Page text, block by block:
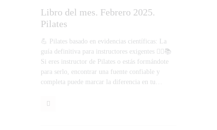
Libro del mes. Febrero 2025.
Pilates
💪 Pilates basado en evidencias científicas: La
guía definitiva para instructores exigentes 🧘‍♂️📚
Si eres instructor de Pilates o estás formándote
para serlo, encontrar una fuente confiable y
completa puede marcar la diferencia en tu…